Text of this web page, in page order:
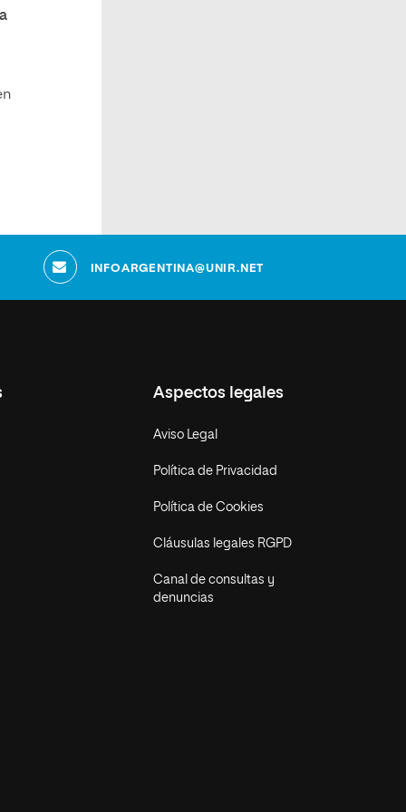
INFOARGENTINA@UNIR.NET
Aspectos legales
Aviso Legal
Política de Privacidad
Política de Cookies
Cláusulas legales RGPD
Canal de consultas y
denuncias